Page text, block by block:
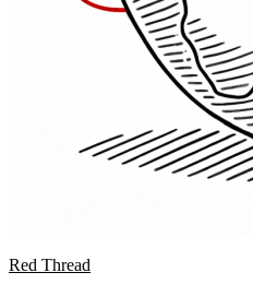
Red Thread